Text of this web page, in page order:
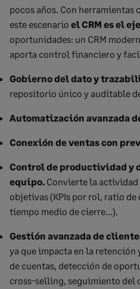
pocos años. Con herramientas
este escenario el CRM es el eje
oportunidades: un CRM
aporta control financiero y
Gobierno del dato y
repositorio único y auditable
Automatización avanzada
Conexión de ventas con
Control de productividad y
equipo. Convierte la
objetivas (KPIs por rol, ratio
tiempo medio de cierre…).
Gestión avanzada de
ya que impacta en la
de cuentas, detección de
cross-selling, seguimiento del